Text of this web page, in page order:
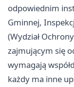
odpowiednim
Gminnej,
(Wydział
zajmującym się
wymagają
każdy ma inne